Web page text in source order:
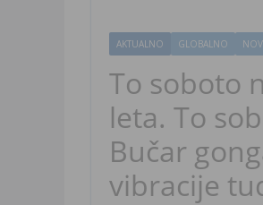
AKTUALNO GLOBALNO
To soboto
leta. To
Bučar
vibracije